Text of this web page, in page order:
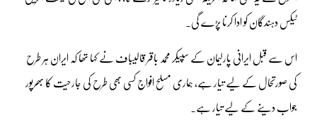
ٹیکس دہندگان کو ادا کرنا پڑے گی۔
اس سے قبل ایرانی پارلیمان کے سپیکر محمد باقر قالیباف نے کہا تھا کہ ایران ہر طرح
کی صورتحال کے لیے تیار ہے، ہماری مسلح افواج کسی بھی طرح کی جارحیت کا بھرپور
جواب دینے کے لیے تیار ہے۔